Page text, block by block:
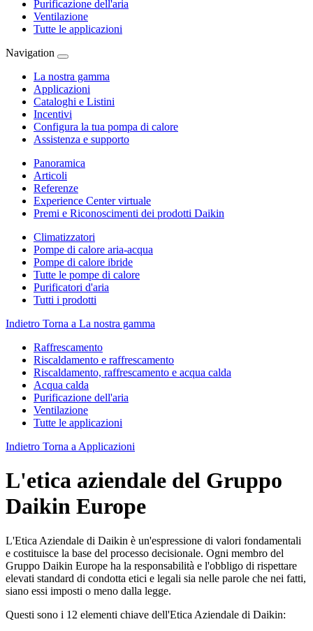
Purificazione dell'aria
Ventilazione
Tutte le applicazioni
Navigation
La nostra gamma
Applicazioni
Cataloghi e Listini
Incentivi
Configura la tua pompa di calore
Assistenza e supporto
Panoramica
Articoli
Referenze
Experience Center virtuale
Premi e Riconoscimenti dei prodotti Daikin
Climatizzatori
Pompe di calore aria-acqua
Pompe di calore ibride
Tutte le pompe di calore
Purificatori d'aria
Tutti i prodotti
Indietro Torna a La nostra gamma
Raffrescamento
Riscaldamento e raffrescamento
Riscaldamento, raffrescamento e acqua calda
Acqua calda
Purificazione dell'aria
Ventilazione
Tutte le applicazioni
Indietro Torna a Applicazioni
L'etica aziendale del Gruppo
Daikin Europe
L'Etica Aziendale di Daikin è un'espressione di valori fondamentali
e costituisce la base del processo decisionale. Ogni membro del
Gruppo Daikin Europe ha la responsabilità e l'obbligo di rispettare
elevati standard di condotta etici e legali sia nelle parole che nei fatti,
siano essi imposti o meno dalla legge.
Questi sono i 12 elementi chiave dell'Etica Aziendale di Daikin: